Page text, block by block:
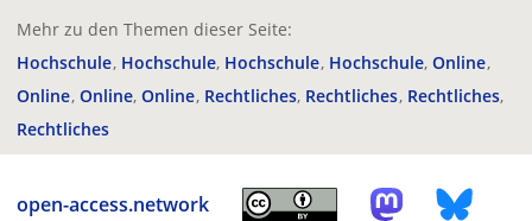
Mehr zu den Themen dieser Seite:
Hochschule Hochschule Hochschule Hochschule Online
Online Online Online Rechtliches Rechtliches Rechtliches
Rechtliches
open-access.network